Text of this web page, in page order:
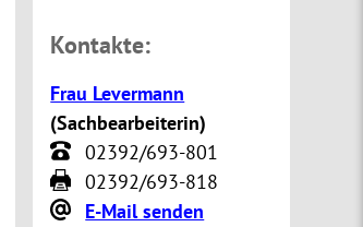
Kontakte:
Frau Levermann
(Sachbearbeiterin)
02392/693-801
02392/693-818
E-Mail senden